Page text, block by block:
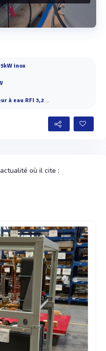
inox
RFI 3,2 à 9 kW
où il cite :